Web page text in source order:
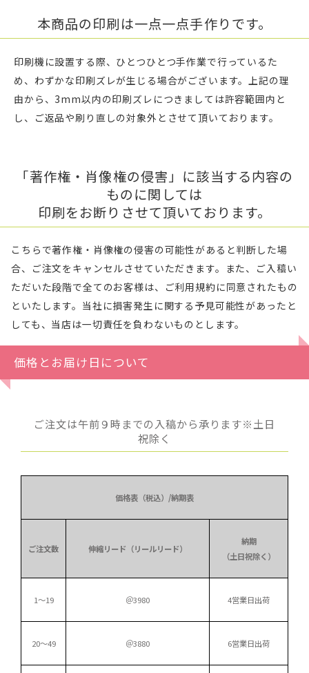
本商品の印刷は一点一点手作りです。
印刷機に設置する際、ひとつひとつ手作業で行っているた
め、わずかな印刷ズレが生じる場合がございます。上記の理
由から、3mm以内の印刷ズレにつきましては許容範囲内と
し、ご返品や刷り直しの対象外とさせて頂いております。
「著作権・肖像権の侵害」に該当する内容の
ものに関しては
印刷をお断りさせて頂いております。
こちらで著作権・肖像権の侵害の可能性があると判断した場
合、ご注文をキャンセルさせていただきます。また、ご入稿い
ただいた段階で全てのお客様は、ご利用規約に同意されたもの
といたします。当社に損害発生に関する予見可能性があったと
しても、当店は一切責任を負わないものとします。
価格とお届け日について
ご注文は午前９時までの入稿から承ります※土日
祝除く
価格表（税込）/納期表
ご注文数 伸縮リード（リールリード）
納期
（土日祝除く）
1～19 ＠3980 4営業日出荷
20～49 ＠3880 6営業日出荷